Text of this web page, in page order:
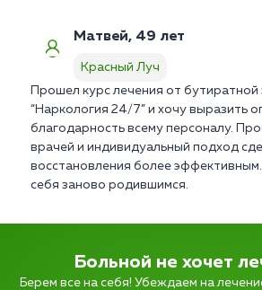
Матвей, 49 лет
Красный Луч
Прошел курс лечения от бутиратной
“Наркология 24/7” и хочу выразить
благодарность всему персоналу.
врачей и индивидуальный подход
восстановления более
себя заново родившимся.
Больной не хочет
Берем все на себя! Убеждаем на